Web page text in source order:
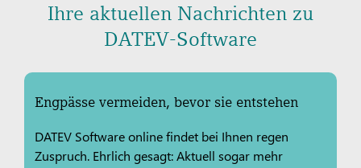
Ihre aktuellen Nachrichten zu
DATEV-Software
Engpässe vermeiden, bevor sie entstehen
DATEV Software online findet bei Ihnen regen
Zuspruch. Ehrlich gesagt: Aktuell sogar mehr